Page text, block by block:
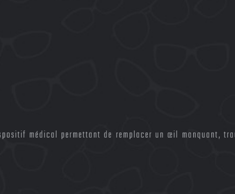
médical permettant de remplacer un œil manquant,